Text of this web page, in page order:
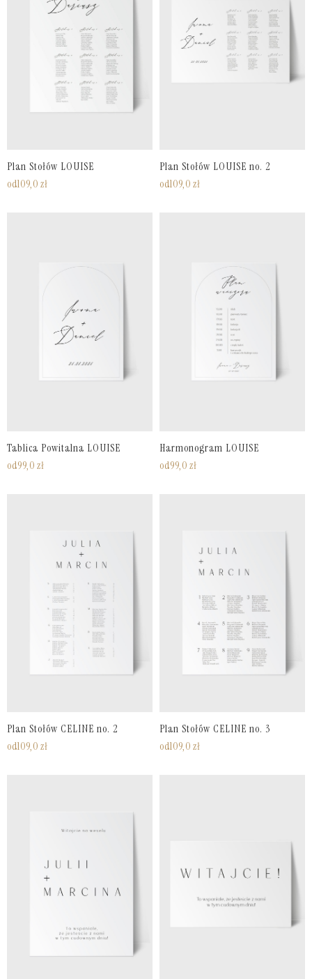
Plan Stołów LOUISE
od109,0 zł
Plan Stołów LOUISE no. 2
od109,0 zł
Tablica Powitalna LOUISE
od99,0 zł
Harmonogram LOUISE
od99,0 zł
Plan Stołów CELINE no. 2
od109,0 zł
Plan Stołów CELINE no. 3
od109,0 zł